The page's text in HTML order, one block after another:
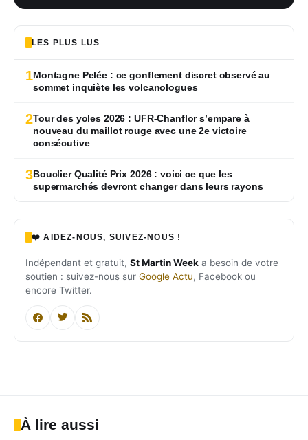
LES PLUS LUS
1Montagne Pelée : ce gonflement discret observé au
sommet inquiète les volcanologues
2Tour des yoles 2026 : UFR-Chanflor s’empare à
nouveau du maillot rouge avec une 2e victoire
consécutive
3Bouclier Qualité Prix 2026 : voici ce que les
supermarchés devront changer dans leurs rayons
❤️ AIDEZ-NOUS, SUIVEZ-NOUS !
Indépendant et gratuit, St Martin Week a besoin de votre
soutien : suivez-nous sur Google Actu, Facebook ou
encore Twitter.
À lire aussi